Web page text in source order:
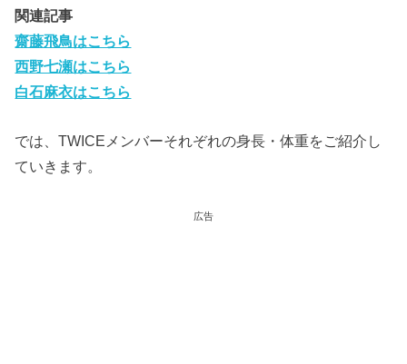
関連記事
齋藤飛鳥はこちら
西野七瀬はこちら
白石麻衣はこちら
では、TWICEメンバーそれぞれの身長・体重をご紹介し
ていきます。
広告